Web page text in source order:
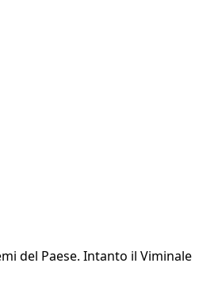
del Paese. Intanto il Viminale